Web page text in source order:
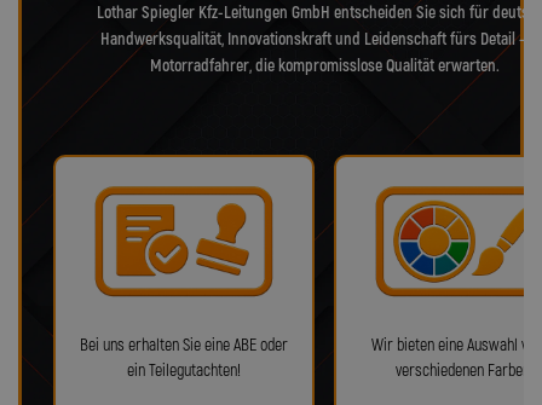
Lothar Spiegler Kfz-Leitungen GmbH entscheiden Sie sich für
Handwerksqualität, Innovationskraft und Leidenschaft fürs Detail –
Motorradfahrer, die kompromisslose Qualität erwarten.
Bei uns erhalten Sie eine ABE oder
ein Teilegutachten!
Wir bieten eine Auswahl
verschiedenen Farben!